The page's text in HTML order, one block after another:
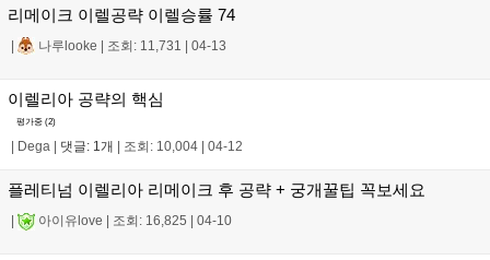
리메이크 이렐공략 이렐승률 74
| 나루looke | 조회: 11,731 | 04-13
이렐리아 공략의 핵심
평가중 (2)
Dega 댓글: 1개 조회: 10,004 04-12
플레티넘 이렐리아 리메이크 후 공략 + 궁개꿀팁 꼭보세요
아이유love 조회: 16,825 04-10